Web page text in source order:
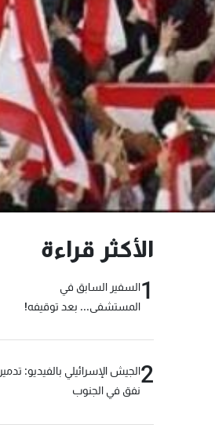
الأكثر قراءة
1السفير السابق في
المستشفى... بعد توقيفه!
2الجيش الإسرائيلي بالفيديو: تدمير
نفق في الجنوب